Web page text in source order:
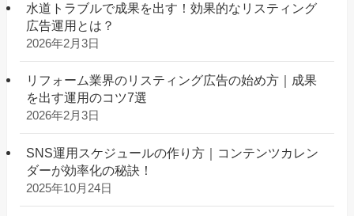
水道トラブルで成果を出す！効果的なリスティング
広告運用とは？
2026年2月3日
リフォーム業界のリスティング広告の始め方｜成果
を出す運用のコツ7選
2026年2月3日
SNS運用スケジュールの作り方｜コンテンツカレン
ダーが効率化の秘訣！
2025年10月24日